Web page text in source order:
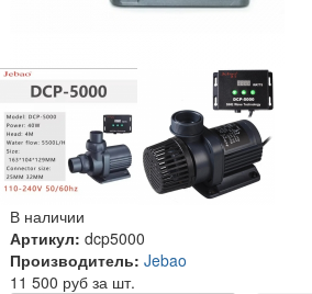
В наличии
Артикул: dcp5000
Производитель: Jebao
11 500 руб за шт.